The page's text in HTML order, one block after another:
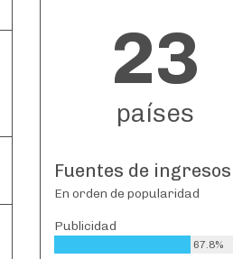
23
países
Fuentes de ingresos
En orden de popularidad
Publicidad
67.8%